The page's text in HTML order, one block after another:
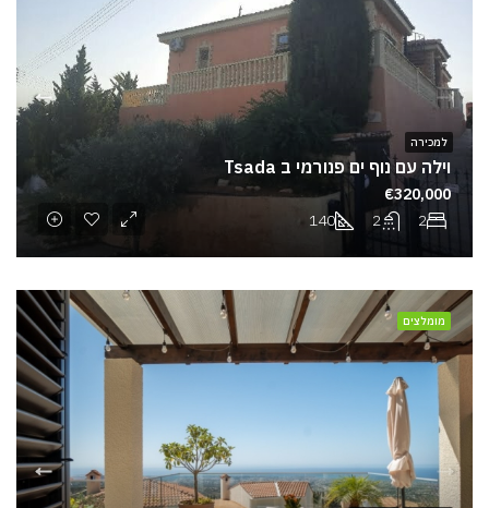
וילה עם נוף ים פנורמי ב Tsada
2
2
140
€320,000
למכירה
מומלצים